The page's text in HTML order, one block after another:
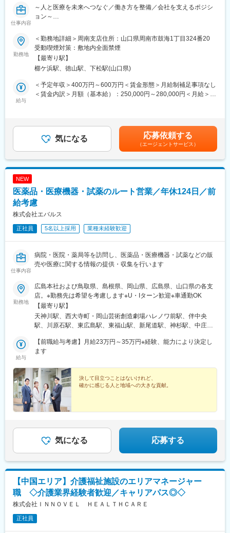
変更の範囲：会社の定める業務
（もしくは住宅手当）等の補助がございます。
・山口県光市は、人口2万3千人ほどの海・山・川の豊かな自然に
を有する、都市と自然が調和した住みよいまちです。
■募集部門の紹介
光工場は山口県光市にあるタケダの主力生産工場で、光工場はグ
割を果たしており、出荷先は国内に限らずグローバルに製品を供
給しています。
・当社は常に患者さんを中心に考え、世界中の人々により健やか
で輝かしい未来をお届けすることを目指してきました。従業員一
人ひとりにそれぞれの能力と熱意に応じた成長の機会を提供する
ことにも組んで取り組んでいます
ダイズム（誠実＝公正・正直・不屈）のもと一致団結していま
す。タケダイズムは私たちの信念であり正しい方向へ導く羅針盤
変更の範囲：会社の定める業務
仕事内容
～人と医療を未来へつなぐ／働き方を整備／会社を支えるポジシ
ョン～
■採用背景：
地域医療のトータルサポートを目的とし、医療総合商社としての
使命を果たすため、薬剤師の増員を図ります。
＜こんな方におすすめ！＞
・企業で薬剤師の資格を活かしながらWLBを整えて働きたい方
・資格を活かしながら、通常の薬局などでの働き方以外の選択肢
医薬品や薬事の知識をもって、医薬品等の品質保持や適正な販売
の管理を行っています。医師をはじめとする医療スタッフの要望
に沿うだけでなく、積極的に情報提供や提案を行うことで、間接
■詳細：
・医薬品や医療機器などの検査試薬の品質管理業務
・販売や支店の管理などの法律に基づく薬事関連業務
・研修講師や管理薬剤師としての業務
・社員への医薬品知識・情報等教育研修業務
■キャリア支援：
人材が成長する意欲に応え、様々な教育制度を整備しています。
入社後は成長段階や勤務状況に合わせた教育研修で、一人前にな
るまでしっかり教育していきます。
＜リスキリング推進の取り組み＞
給など、新たなスキルを身につけるために努力する社員を支援し
ています。
■同社の特徴：
同社は成和産業と常盤薬品が経営統合して誕生しました。医療総
合商社として共に半世紀以上にわたり地域に根ざし、人々の健康
を支えてきた両社のこの決断は、地域医療のトータルサポートと
いう企業としての使命を十全に果たし、これまで以上に質の高い
事業サービスを提供することを目的としています。また、業界屈
効果には、計り知れない価値と無限の可能性が秘められていま
す。企業としての使命や責務を果たしつつ、進化するソリューシ
ョンで人と医療を未来につなぐため、常に時代の一歩先を展望
し、顧客からの期待に応えます。
勤務地
＜勤務地詳細＞周南支店住所：山口県周南市鼓海1丁目324番20
受動喫煙対策：敷地内全面禁煙
【最寄り駅】
櫛ケ浜駅、徳山駅、下松駅(山口県)
給与
＜予定年収＞400万円～600万円＜賃金形態＞月給制補足事項なし
＜賃金内訳＞月額（基本給）：250,000円～280,000円＜月給＞
手当別途支給賃金はあくまでも目安の金額であり、選考を通じて
上下する可能性があります。月給(月額)は固定手当を含めた表記で
す。
気になる 応募依頼する
（エージェントサービス）
NEW
医薬品・医療機器・試薬のルート営業／年休124日／前
給考慮
株式会社エバルス
正社員 5名以上採用 業種未経験歓迎
仕事内容
病院・医院・薬局等を訪問し、医薬品・医療機器・試薬などの販
売や医療に関する情報の提供・収集を行います
勤務地
広島本社および鳥取県、島根県、岡山県、広島県、山口県の各支
店。※勤務先は希望を考慮します※U・Iターン歓迎※車通勤OK
【最寄り駅】
天神川駅、西大寺町・岡山芸術創造劇場ハレノワ前駅、伴中央
駅、川原石駅、東広島駅、東福山駅、新尾道駅、神杉駅、中庄
駅、倉吉駅、湖山駅、嘉川駅、通津駅、萩駅、周防花岡駅、新下
関駅、新西大寺町筋駅、田町駅(岡山県)
給与
【前職給与考慮】月給23万円～35万円※経験、能力により決定し
ます
決して目立つことはないけれど、
確かに感じる人と地域への大きな貢献。
気になる 応募する
【中国エリア】介護福祉施設のエリアマネージャー
職 ◇介護業界経験者歓迎／キャリアパス◎◇
株式会社ＩＮＮＯＶＥＬ ＨＥＡＬＴＨＣＡＲＥ
正社員